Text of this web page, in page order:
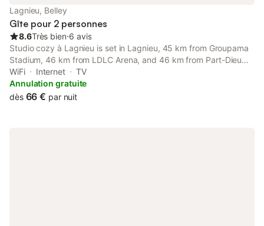
Lagnieu, Belley
Gîte pour 2 personnes
8.6Très bien⋅6 avis
Studio cozy à Lagnieu is set in Lagnieu, 45 km from Groupama
Stadium, 46 km from LDLC Arena, and 46 km from Part-Dieu
Train Station. The property is non-smoking and is situated 36
km from Ainterexpo.
WiFi Internet
TV
Annulation gratuite
dès 66 € par nuit